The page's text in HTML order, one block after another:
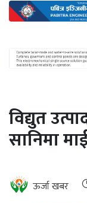
ऊर्जा
दक्षता
खबर
हरित
इभी
विद्युत
सानिमा
ऊर्जा खबर